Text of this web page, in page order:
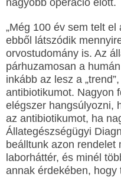
nagyobb operáció előtt.
„Még 100 év sem telt
ebből látszódik
orvostudomány is. Az
párhuzamosan a
inkább az lesz a
antibiotikumot. Nagyon
elégszer hangsúlyozni,
az antibiotikumot, ha
Állategészségügyi
beálltunk azon rendelet
laborháttér, és minél
annak érdekében, hogy